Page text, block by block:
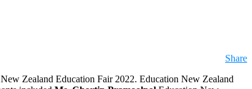
Share
Zealand Education Fair 2022. Education New Zealand